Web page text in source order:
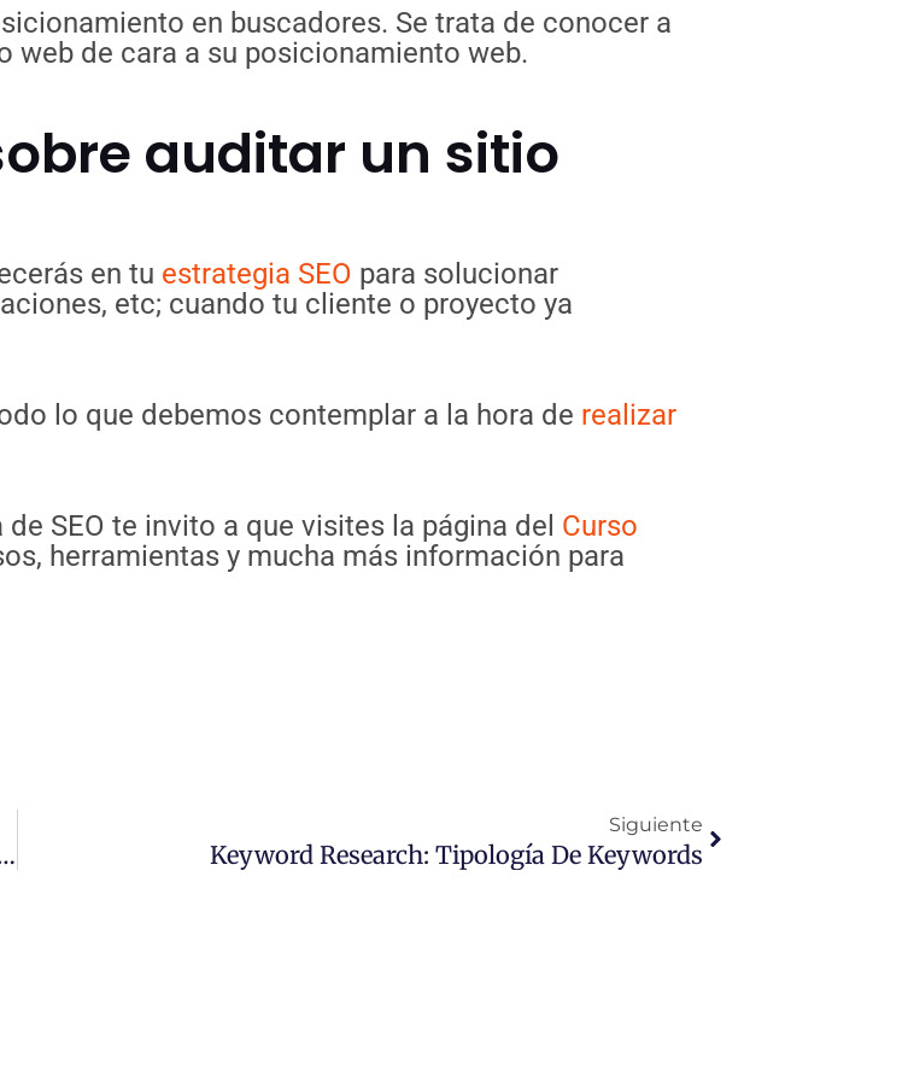
en buscadores. Se trata de conocer a
web de cara a su posicionamiento web.
auditar un sitio
en tu estrategia SEO para solucionar
etc; cuando tu cliente o proyecto ya
lo que debemos contemplar a la hora de realizar
SEO te invito a que visites la página del Curso
herramientas y mucha más información para
Y Profesional (que No Me Has Pedido)
Siguiente
Keyword Research: Tipología De Keywords